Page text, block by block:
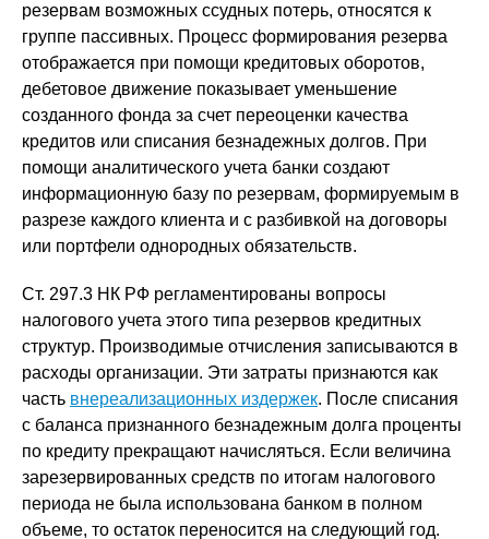
резервам возможных ссудных потерь, относятся к
группе пассивных. Процесс формирования резерва
отображается при помощи кредитовых оборотов,
дебетовое движение показывает уменьшение
созданного фонда за счет переоценки качества
кредитов или списания безнадежных долгов. При
помощи аналитического учета банки создают
информационную базу по резервам, формируемым в
разрезе каждого клиента и с разбивкой на договоры
или портфели однородных обязательств.
Ст. 297.3 НК РФ регламентированы вопросы
налогового учета этого типа резервов кредитных
структур. Производимые отчисления записываются в
расходы организации. Эти затраты признаются как
часть внереализационных издержек. После списания
с баланса признанного безнадежным долга проценты
по кредиту прекращают начисляться. Если величина
зарезервированных средств по итогам налогового
периода не была использована банком в полном
объеме, то остаток переносится на следующий год.